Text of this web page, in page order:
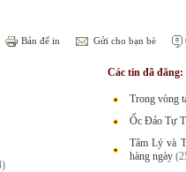
Bản để in Gửi cho bạn bè
Các tin đã đăng:
Trong vòng
Ốc Đảo Tự
Tâm Lý và
hàng ngày